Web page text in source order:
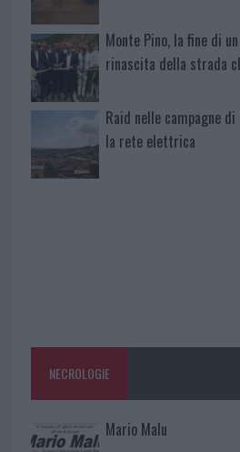
Monte Pino, la fine di
rinascita della strada
Raid nelle campagne
la rete elettrica
NECROLOGIE
Mario Malu